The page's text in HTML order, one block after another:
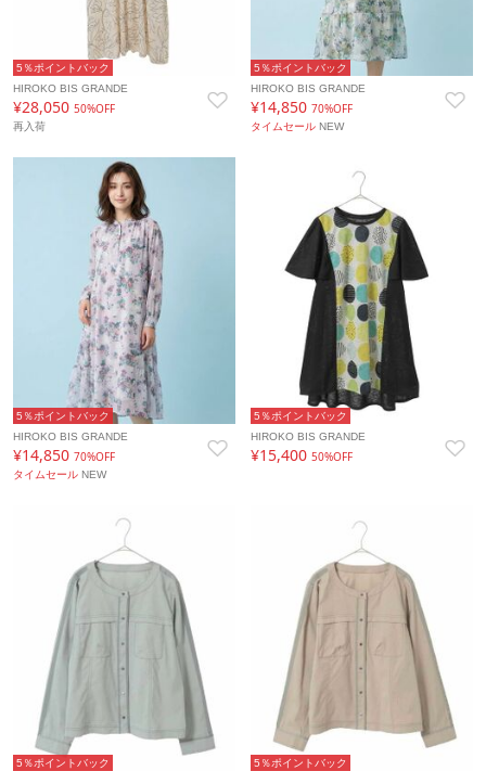
5％ポイントバック
HIROKO BIS GRANDE
¥28,050 50%OFF
再入荷
5％ポイントバック
HIROKO BIS GRANDE
¥14,85070%OFF
タイムセールNEW
5％ポイントバック
HIROKO BIS GRANDE
¥14,850 70%OFF
タイムセール NEW
5％ポイントバック
HIROKO BIS GRANDE
¥15,40050%OFF
5％ポイントバック
5％ポイントバック